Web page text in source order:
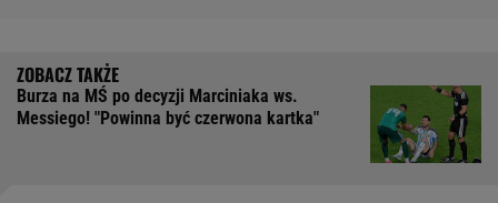
Burza na MŚ po decyzji Marciniaka ws.
Messiego! "Powinna być czerwona kartka"